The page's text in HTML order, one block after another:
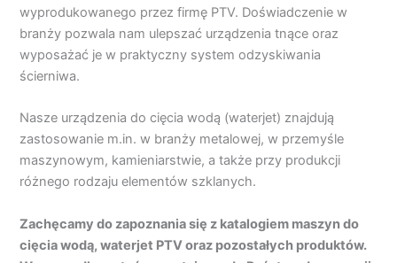
wyprodukowanego przez firmę PTV. Doświadczenie w
branży pozwala nam ulepszać urządzenia tnące oraz
wyposażać je w praktyczny system odzyskiwania
ścierniwa.
Nasze urządzenia do cięcia wodą (waterjet) znajdują
zastosowanie m.in. w branży metalowej, w przemyśle
maszynowym, kamieniarstwie, a także przy produkcji
różnego rodzaju elementów szklanych.
Zachęcamy do zapoznania się z katalogiem maszyn do
cięcia wodą, waterjet PTV oraz pozostałych produktów.